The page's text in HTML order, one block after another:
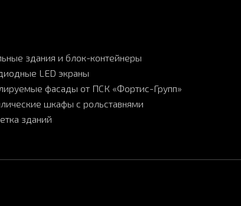
здания и блок-контейнеры
LED экраны
фасады от ПСК «Фортис-Групп»
шкафы с рольставнями
зданий